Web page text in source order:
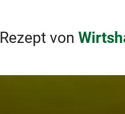
Rezept von